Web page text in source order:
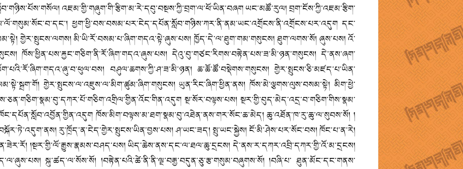
འཇམ་གྱི་གཞུག་གི་རྩིག་མ་རེ་དབུ་བསྔས་ཀྱི་བྲག་ལ་ཕོ་ཡིན་བཞག ཡང་མཚོ་རུལ། བྲག་ངོས་ཀྱི་འཇམ་རྩིག་
ཕྱག་ཕྱི་བས་བསམ་པར་ངེད་དཔོན་སློབ་གཉིས་ཀར་ནི་ནམ་ཡང་འགྲོངས་ནི་འགྲོངས་པར་འདུག དང་
གྱེར་སྤུངས་ལགས། མི་ཡི་རོ་བསམ་པ་ཞིག་གདའ་སྟེ་ཞུས་པས། ཁྱོད་དེ་ལ་ཐུག་གམ་གསུངས། ཐུག་ལགས་སོ། ཞུས་པས། འོ་
ཁོས་ཕྱིན་པས་རྐྱང་གཅིག་ནི་རོ་ཞིག་གདའ་ཞུས་པས། དེའུ་བུ་གཙང་རིགས་བརྟེན་པས་ཟ་མི་ཉན་གསུངས། དེ་ནས་ཞག་
བཤུལ་ཆགས་ཀྱི་ཤ་ཟ་མི་ཉན། ཆ་ཆོ་ཚོ་བསྡེགས་གསུངས། གྱེར་སྤུངས་ཅི་མཛད་པ་ཡིན་
གྱེར་སྤུངས་ལ་འཇུས་ལ་མིག་ཚུམ་ཞིག་གསུངས། ཡུན་རིང་ཞིག་ཕྱིན་ནས། ཁོས་མེ་ལྕགས་ལུས་བསམ་སྟེ། མིག་ཕྱེ་
སྔ་སོར་བལྟས་པས། སྔར་གྱི་བུད་མེད་འདྲ་བ་གཅིག་གིས་སྣམ་
ཁོས་མིག་བལྟས་མ་ཐག་སྣམ་བུ་འཐེན་ནས་གར་སོང་ཆ་མེད། ཆུ་འཐོན་ཁ་རུ་ཆུ་ལ་སུབས་སོ། །
རུ་ཁྲོད་ན་ངེད་གྱེར་སྤུངས་ཡིན་བྱས་པས། ཤ་ཡང་ཟད། སྤུ་ཡང་སྐྱེས། ངོ་མི་ཤེས་པར་སོང་བས། ཁོང་པ་ན་རེ།
།སྔར་གྱི་ལོ་རྒྱུས་རྣམས་བཤད་པས། ཡིད་ཆེས་ནས་དང་ལ་ཐལ་ཆུ་དྲངས། དེ་ནས་ར་དཀར་འབྲི་དཀར་གྱི་འོ་མ་དྲངས།
སྐུ་ཚད་ལ་སོས་སོ། །བརྟེན་པའི་ཚེ་ནི་ནི་ལྔ་བརྒྱ་བདུན་ཅུ་རྩ་གསུམ་བཞུགས་སོ། །བཞི་པ་ ཐུན་མོང་དང་གནས་